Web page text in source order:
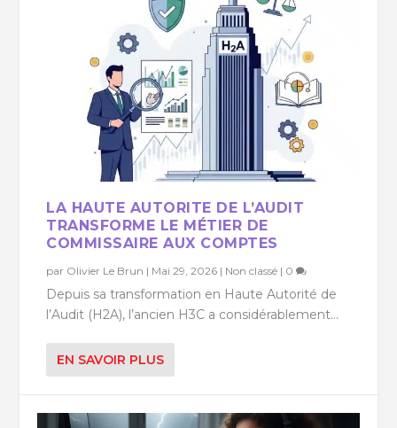
LA HAUTE AUTORITE DE L’AUDIT
TRANSFORME LE MÉTIER DE
COMMISSAIRE AUX COMPTES
par Olivier Le Brun | Mai 29, 2026 | Non classé | 0
Depuis sa transformation en Haute Autorité de
l’Audit (H2A), l’ancien H3C a considérablement...
EN SAVOIR PLUS